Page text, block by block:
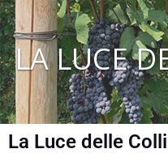
LA LUCE
La Luce delle